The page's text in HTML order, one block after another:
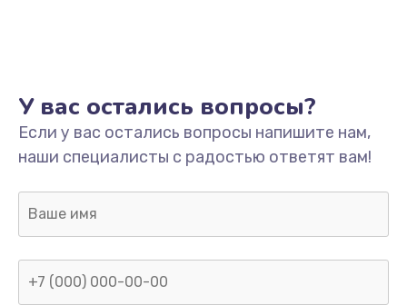
Замена/Pемонт карбюратора
1300 руб.
Заказать
Ремонт капиллярной трубки
400 руб.
У вас остались вопросы?
Если у вас остались вопросы напишите нам,
наши специалисты с радостью ответят вам!